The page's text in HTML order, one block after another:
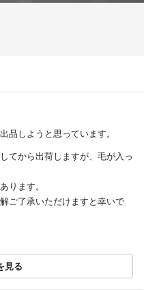
品しようと思っています。
てから出荷しますが、毛が入っ
ります。
ご了承いただけますと幸いで
見る